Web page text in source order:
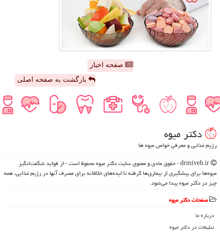
صفحه اخبار
بازگشت به صفحه اصلی
دكتر میوه
رژیم غذایی و معرفی خواص میوه ها
drmiveh.ir - حقوق مادی و معنوی سایت دكتر میوه محفوظ است - از فواید شگفت‌انگیز
میوه‌ها برای پیشگیری از بیماری‌ها گرفته تا ایده‌های خلاقانه برای مصرف آنها در رژیم غذایی، همه
چیز در دکتر میوه پیدا می‌شود.
صفحات دكتر میوه
درباره ما
تبلیغات در دكتر میوه